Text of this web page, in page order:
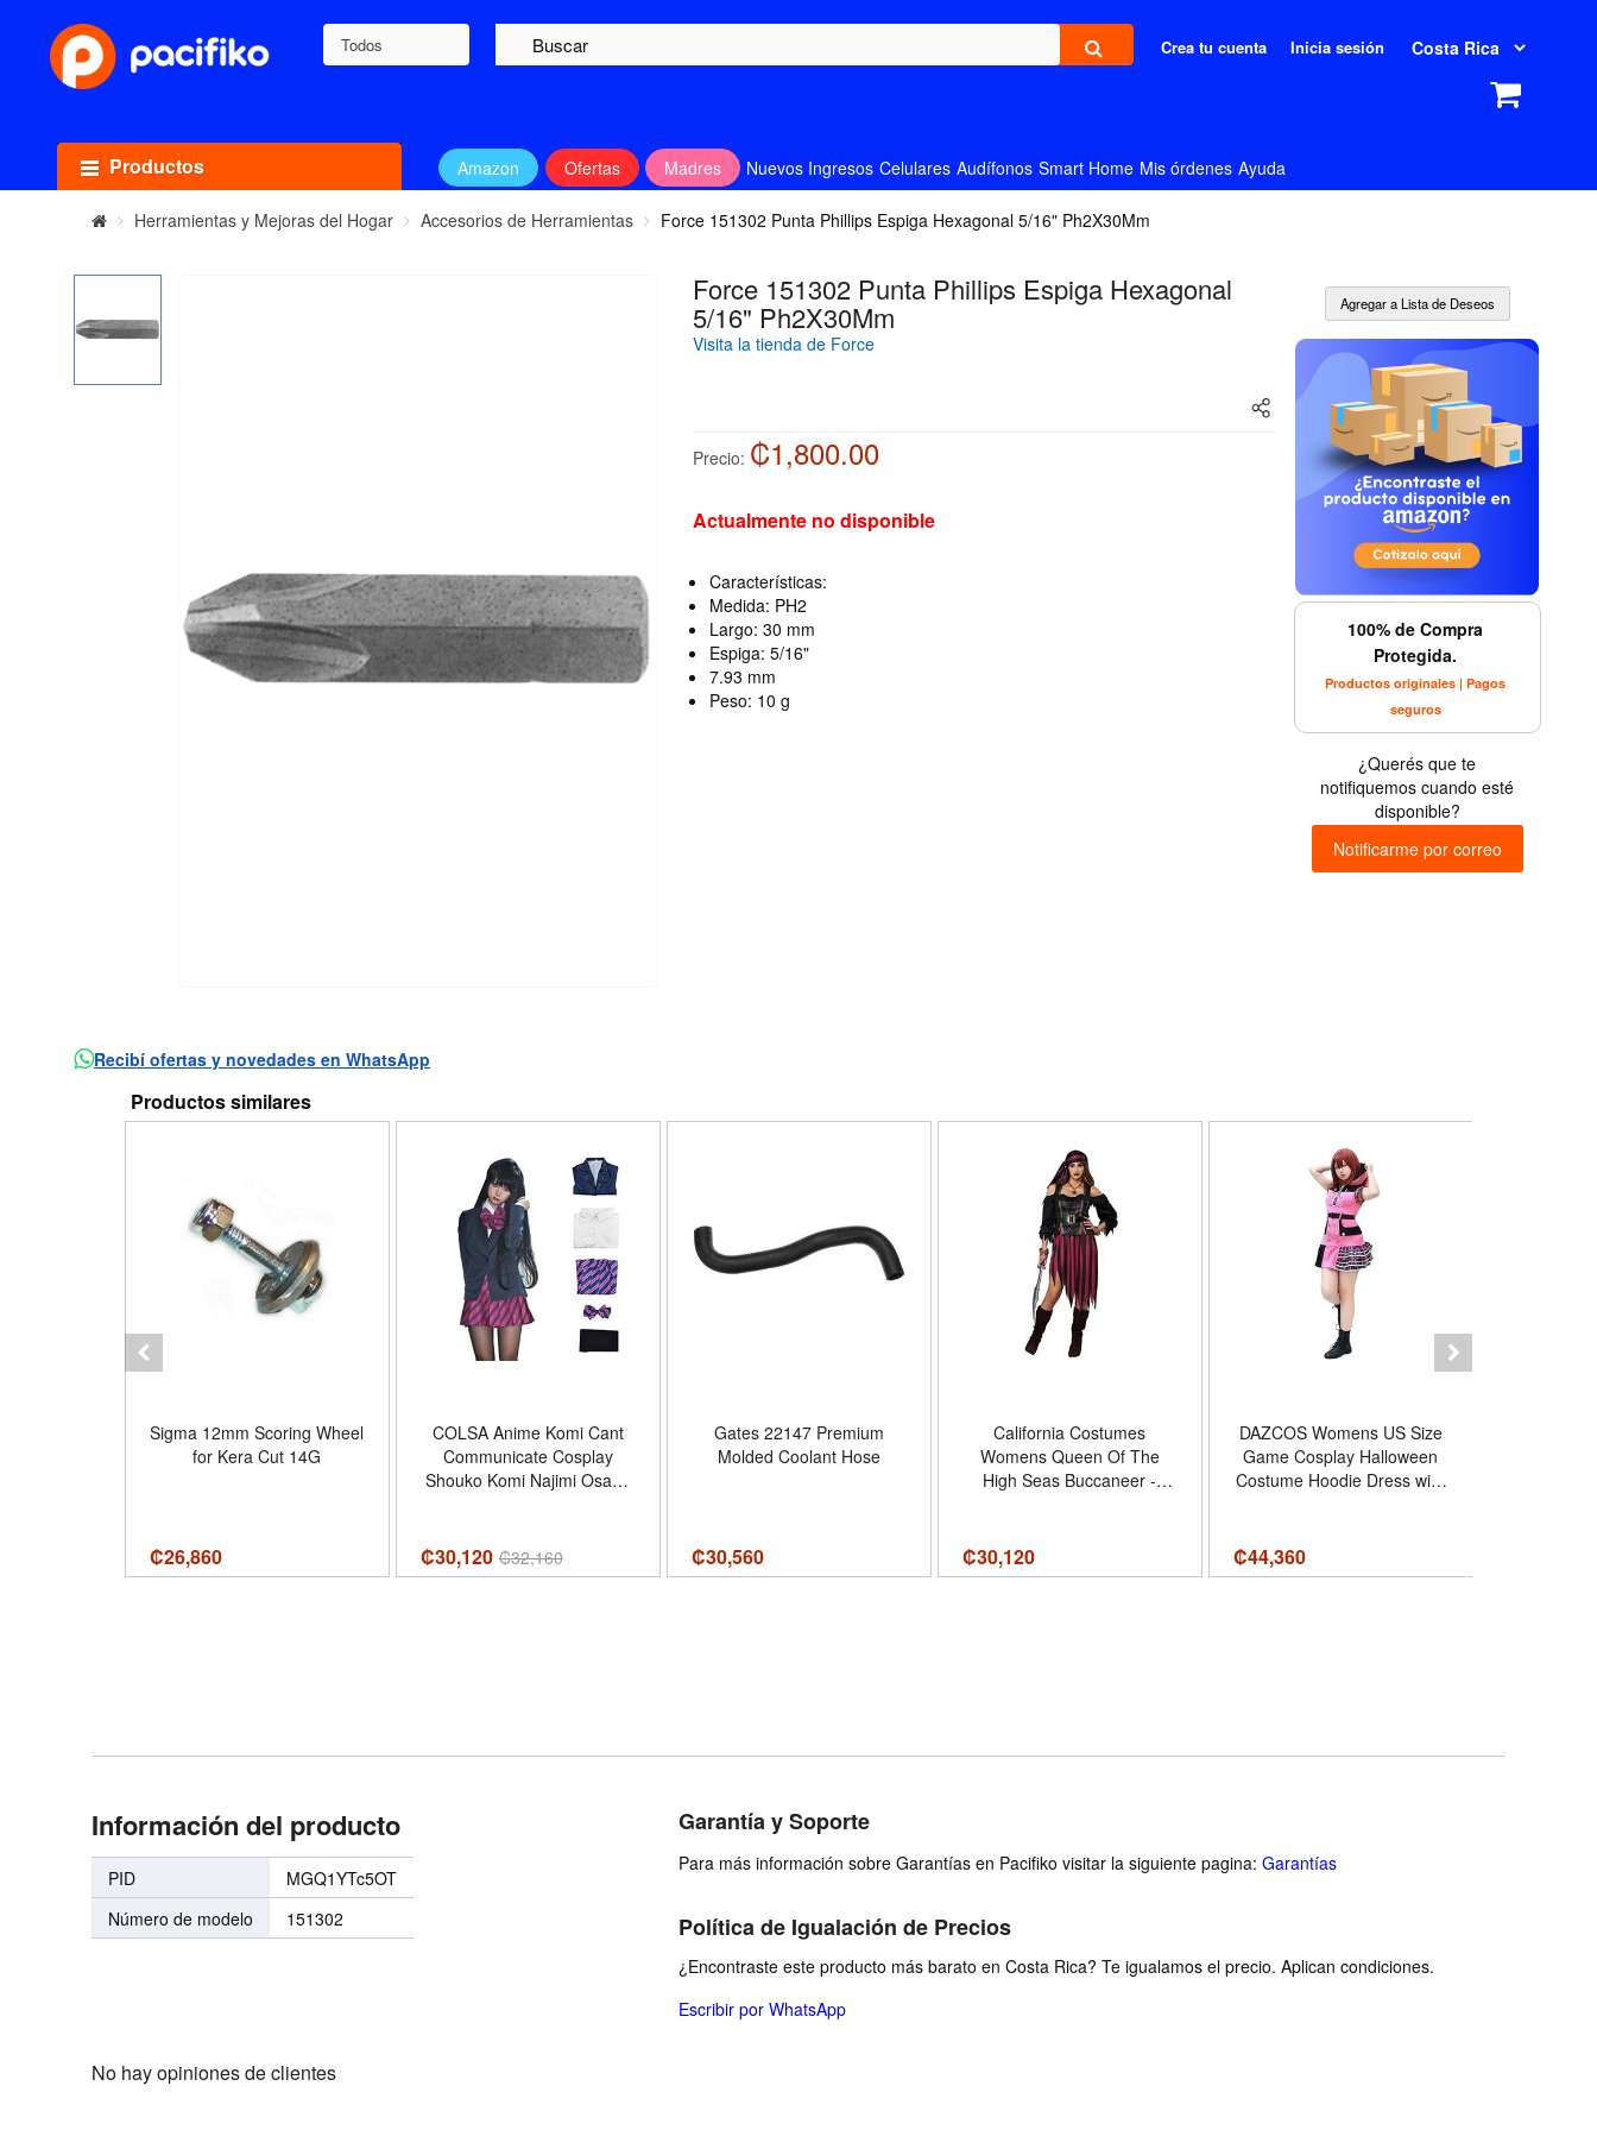
Todos Crea tu cuenta Inicia sesión
Productos Amazon Ofertas Madres Nuevos Ingresos Celulares Audífonos Smart Home Mis órdenes Ayuda
Herramientas y Mejoras del Hogar Accesorios de Herramientas Force 151302 Punta Phillips Espiga Hexagonal 5/16" Ph2X30Mm
Force 151302 Punta Phillips Espiga Hexagonal
5/16" Ph2X30Mm
Visita la tienda de Force
Precio: ₡1,800.00
Actualmente no disponible
Características:
Medida: PH2
Largo: 30 mm
Espiga: 5/16"
7.93 mm
Peso: 10 g
100% de Compra
Protegida.
Productos originales | Pagos
seguros
¿Querés que te
notifiquemos cuando esté
disponible?
Notificarme por correo
Recibí ofertas y novedades en WhatsApp
Productos similares
Sigma 12mm Scoring Wheel
for Kera Cut 14G
₡26,860
COLSA Anime Komi Cant
Communicate Cosplay
Shouko Komi Najimi Osana
- Color Blue - Tamaño X-
Large
₡30,120 ₡32,160
Gates 22147 Premium
Molded Coolant Hose
₡30,560
California Costumes
Womens Queen Of The
High Seas Buccaneer -
₡30,120
DAZCOS Womens US Size
Game Cosplay Halloween
Costume Hoodie Dress with
₡44,360
Información del producto
PID
MGQ1YTc5OT
Número de modelo
151302
Garantía y Soporte
Para más información sobre Garantías en Pacifiko visitar la siguiente pagina: Garantías
Política de Igualación de Precios
¿Encontraste este producto más barato en Costa Rica? Te igualamos el precio. Aplican condiciones.
Escribir por WhatsApp
No hay opiniones de clientes